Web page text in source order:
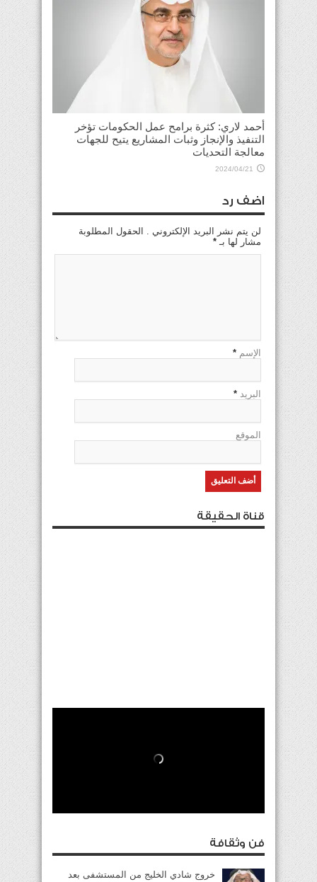
أحمد لاري: كثرة برامح عمل الحكومات تؤخر
التنفيذ والإنجاز وثبات المشاريع يتيح للجهات
معالجة التحديات
2024/04/21
اضف رد
لن يتم نشر البريد الإلكتروني . الحقول المطلوبة
مشار لها بـ *
الإسم *
البريد *
الموقع
قناة الحقيقة
فن وثقافة
خروج شادي الخليج من المستشفى بعد